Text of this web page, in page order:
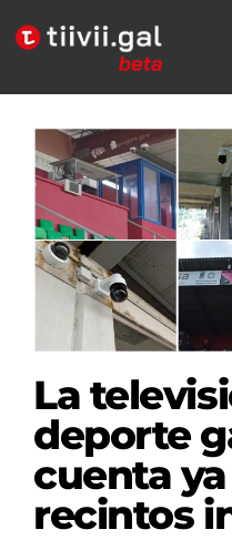
La
deporte
cuenta
recintos